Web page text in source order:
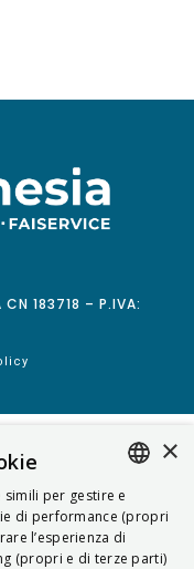
183718 – P.IVA:
ITALIAN
ENGLISH
×
per gestire e
di performance (propri
l’esperienza di
(propri e di terze parti)